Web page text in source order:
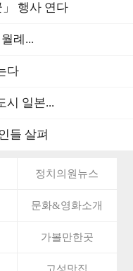
」 행사 연다
례...
다
시 일본...
들 살펴
정치의원뉴스
문화&영화소개
가볼만한곳